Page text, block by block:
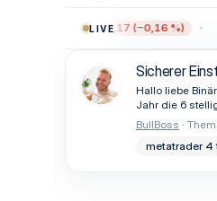
LIVE
−12,17 (−0,16 %)
Sicherer
Hallo liebe
Jahr die 6
BullBoss
metatrader 4